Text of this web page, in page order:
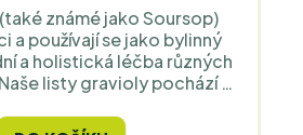
známé jako Soursop)
a používají se jako bylinný
a holistická léčba různých
listy gravioly pochází z
a čistota zaručena,